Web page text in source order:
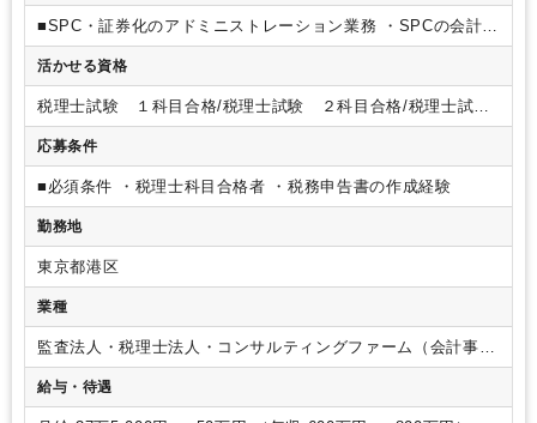
■SPC・証券化のアドミニストレーション業務 ・SPCの会計事
務（各種決算に係る会計帳簿・計算書等の作成）・SPCの税務
事務（法人税・地方税・消費税申告書等の作成）
書の作成・SPCの会計監査業務・SPCの設立当に係る諸事
務・台帳作成・キャッシュマネジメント、案件の条件交渉など
活かせる資格
税理士試験 １科目合格/税理士試験 ２科目合格/税理士試
験 ３科目合格/税理士試験 ４科目合格/日商簿記 １級/日商
簿記 ２級/日商簿記 ３級
応募条件
■必須条件 ・税理士科目合格者 ・税務申告書の作成経験
勤務地
東京都港区
業種
監査法人・税理士法人・コンサルティングファーム（会計事務
所）
給与・待遇